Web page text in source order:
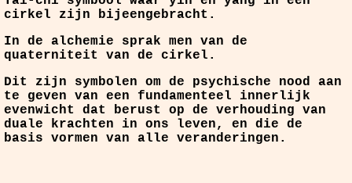
cirkel zijn bijeengebracht.
In de alchemie sprak men van de
quaterniteit van de cirkel.
Dit zijn symbolen om de psychische nood aan
te geven van een fundamenteel innerlijk
evenwicht dat berust op de verhouding van
duale krachten in ons leven, en die de
basis vormen van alle veranderingen.